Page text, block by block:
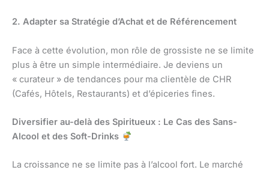
2. Adapter sa Stratégie d’Achat et de Référencement
Face à cette évolution, mon rôle de grossiste ne se limite
plus à être un simple intermédiaire. Je deviens un
« curateur » de tendances pour ma clientèle de CHR
(Cafés, Hôtels, Restaurants) et d’épiceries fines.
Diversifier au-delà des Spiritueux : Le Cas des Sans-
Alcool et des Soft-Drinks
La croissance ne se limite pas à l’alcool fort. Le marché